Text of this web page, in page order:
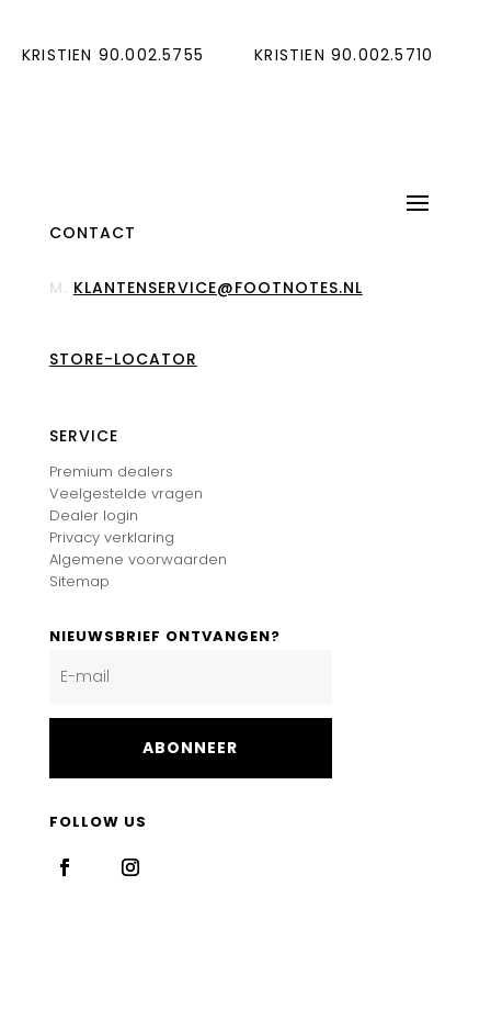
KRISTIEN 90.002.5755 KRISTIEN 90.002.5710
CONTACT
M. KLANTENSERVICE@FOOTNOTES.NL
STORE-LOCATOR
SERVICE
Premium dealers
Veelgestelde vragen
Dealer login
Privacy verklaring
Algemene voorwaarden
Sitemap
NIEUWSBRIEF ONTVANGEN?
ABONNEER
FOLLOW US